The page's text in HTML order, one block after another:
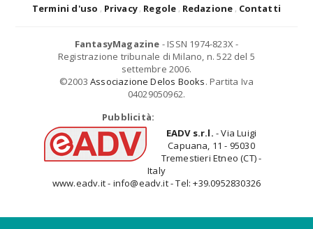
Termini d'uso Privacy Regole Redazione Contatti
FantasyMagazine - ISSN 1974-823X -
Registrazione tribunale di Milano, n. 522 del 5
settembre 2006.
©2003 Associazione Delos Books. Partita Iva
04029050962.
Pubblicità:
EADV s.r.l. - Via Luigi
Capuana, 11 - 95030
Tremestieri Etneo (CT) -
Italy
www.eadv.it - info@eadv.it - Tel: +39.0952830326